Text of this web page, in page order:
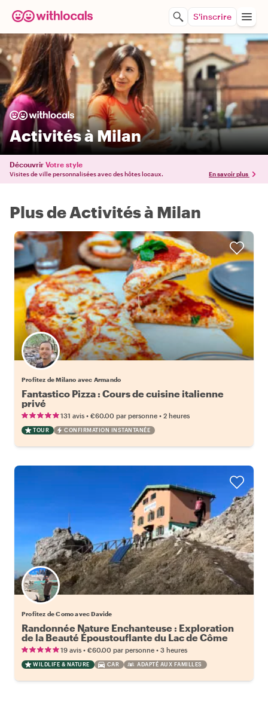
S'inscrire
Activités à Milan
Découvrir Votre style
Visites de ville personnalisées avec des hôtes locaux. En savoir plus
Plus de Activités à Milan
Profitez de Milano avec Armando
Fantastico Pizza : Cours de cuisine italienne
privé
131 avis • €60.00 par personne • 2 heures
TOUR CONFIRMATION INSTANTANÉE
Profitez de Como avec Davide
Randonnée Nature Enchanteuse : Exploration
de la Beauté Époustouflante du Lac de Côme
19 avis • €60.00 par personne • 3 heures
WILDLIFE & NATURE CAR ADAPTÉ AUX FAMILLES